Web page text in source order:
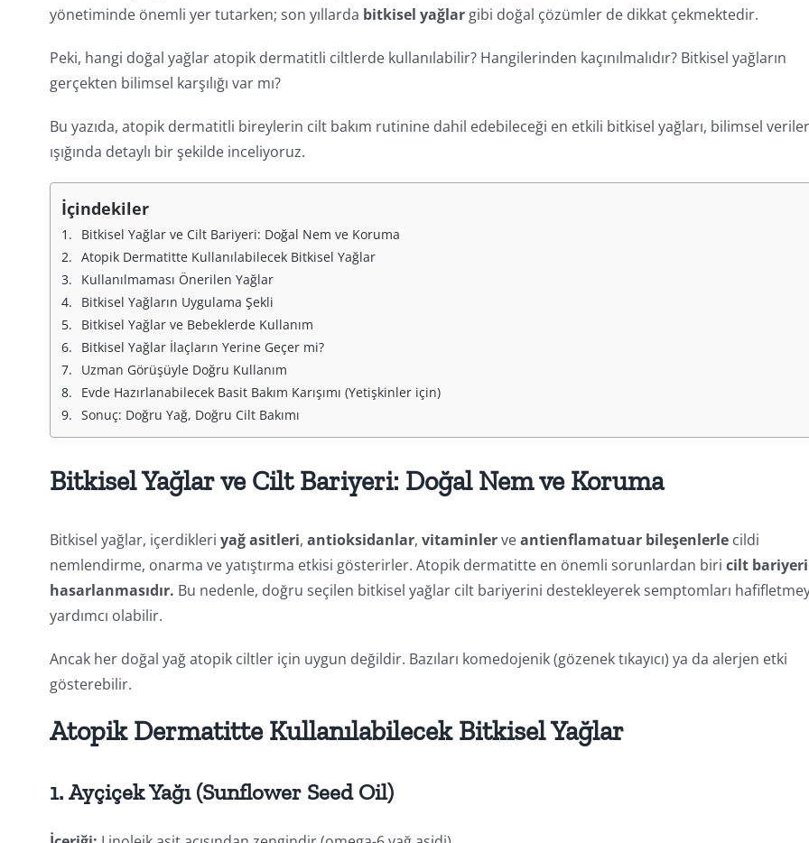
yönetiminde önemli yer tutarken; son yıllarda bitkisel yağlar gibi doğal çözümler de dikkat çekmektedir.
Peki, hangi doğal yağlar atopik dermatitli ciltlerde kullanılabilir? Hangilerinden kaçınılmalıdır? Bitkisel yağların
gerçekten bilimsel karşılığı var mı?
Bu yazıda, atopik dermatitli bireylerin cilt bakım rutinine dahil edebileceği en etkili bitkisel yağları, bilimsel
ışığında detaylı bir şekilde inceliyoruz.
İçindekiler
Bitkisel Yağlar ve Cilt Bariyeri: Doğal Nem ve Koruma
Atopik Dermatitte Kullanılabilecek Bitkisel Yağlar
Kullanılmaması Önerilen Yağlar
Bitkisel Yağların Uygulama Şekli
Bitkisel Yağlar ve Bebeklerde Kullanım
Bitkisel Yağlar İlaçların Yerine Geçer mi?
Uzman Görüşüyle Doğru Kullanım
Evde Hazırlanabilecek Basit Bakım Karışımı (Yetişkinler için)
Sonuç: Doğru Yağ, Doğru Cilt Bakımı
Bitkisel Yağlar ve Cilt Bariyeri: Doğal Nem ve Koruma
Bitkisel yağlar, içerdikleriyağ asitleri,antioksidanlar,vitaminlerveantienflamatuar bileşenlerle cildi
nemlendirme, onarma ve yatıştırma etkisi gösterirler. Atopik dermatitte en önemli sorunlardan biricilt
hasarlanmasıdır. Bu nedenle, doğru seçilen bitkisel yağlar cilt bariyerini destekleyerek semptomları
yardımcı olabilir.
Ancak her doğal yağ atopik ciltler için uygun değildir. Bazıları komedojenik (gözenek tıkayıcı) ya da alerjen etki
gösterebilir.
Atopik Dermatitte Kullanılabilecek Bitkisel Yağlar
1.Ayçiçek Yağı (Sunflower Seed Oil)